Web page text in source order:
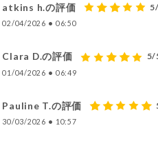
atkins h.の評価
02/04/2026 • 06:50
Clara D.の評価 5/
01/04/2026 • 06:49
Pauline T.の評価
30/03/2026 • 10:57